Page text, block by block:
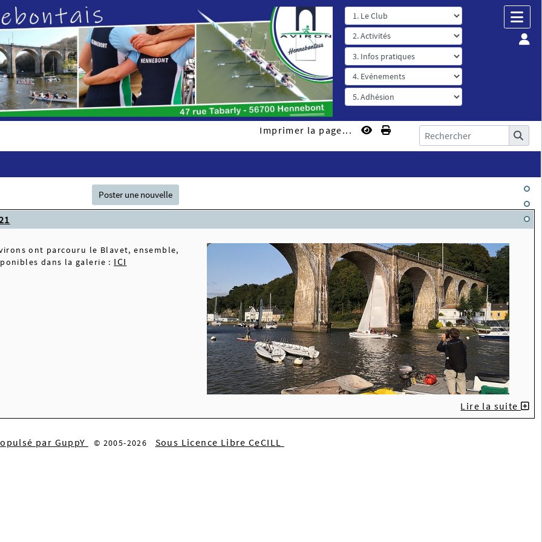
Imprimer la page...
Poster une nouvelle
ont parcouru le Blavet, ensemble,
dans la galerie : ICI
Lire la suite
par GuppY © 2005-2026 Sous Licence Libre CeCILL